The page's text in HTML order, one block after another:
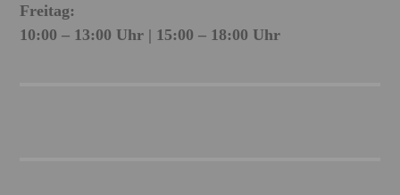
Freitag:
10:00 – 13:00 Uhr | 15:00 – 18:00 Uhr